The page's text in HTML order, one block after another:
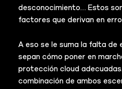
desconocimiento… Estos
factores que derivan en
A eso se le suma la falta de
sepan cómo poner en
protección cloud
combinación de ambos